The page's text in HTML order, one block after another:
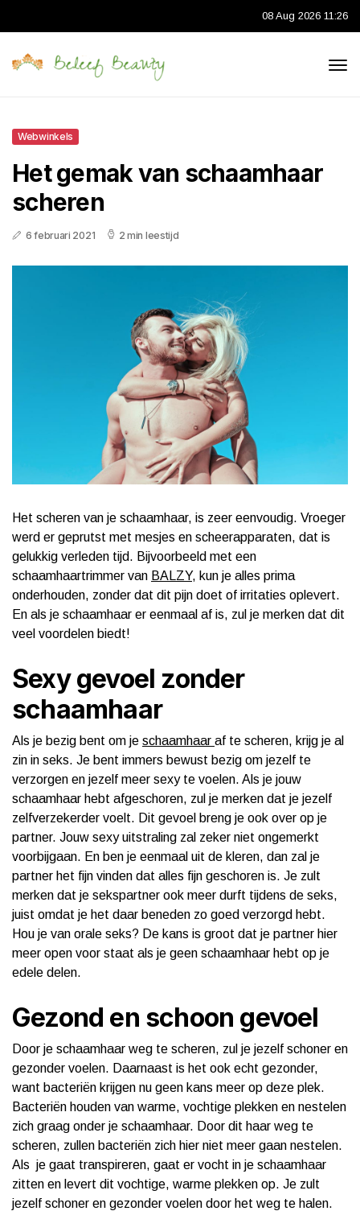
08 Aug 2026 11:26
Webwinkels
Het gemak van schaamhaar
scheren
6 februari 2021 2 min leestijd
Het scheren van je schaamhaar, is zeer eenvoudig. Vroeger
werd er geprutst met mesjes en scheerapparaten, dat is
gelukkig verleden tijd. Bijvoorbeeld met een
schaamhaartrimmer van BALZY, kun je alles prima
onderhouden, zonder dat dit pijn doet of irritaties oplevert.
En als je schaamhaar er eenmaal af is, zul je merken dat dit
veel voordelen biedt!
Sexy gevoel zonder
schaamhaar
Als je bezig bent om je schaamhaar af te scheren, krijg je al
zin in seks. Je bent immers bewust bezig om jezelf te
verzorgen en jezelf meer sexy te voelen. Als je jouw
schaamhaar hebt afgeschoren, zul je merken dat je jezelf
zelfverzekerder voelt. Dit gevoel breng je ook over op je
partner. Jouw sexy uitstraling zal zeker niet ongemerkt
voorbijgaan. En ben je eenmaal uit de kleren, dan zal je
partner het fijn vinden dat alles fijn geschoren is. Je zult
merken dat je sekspartner ook meer durft tijdens de seks,
juist omdat je het daar beneden zo goed verzorgd hebt.
Hou je van orale seks? De kans is groot dat je partner hier
meer open voor staat als je geen schaamhaar hebt op je
edele delen.
Gezond en schoon gevoel
Door je schaamhaar weg te scheren, zul je jezelf schoner en
gezonder voelen. Daarnaast is het ook echt gezonder,
want bacteriën krijgen nu geen kans meer op deze plek.
Bacteriën houden van warme, vochtige plekken en nestelen
zich graag onder je schaamhaar. Door dit haar weg te
scheren, zullen bacteriën zich hier niet meer gaan nestelen.
Als je gaat transpireren, gaat er vocht in je schaamhaar
zitten en levert dit vochtige, warme plekken op. Je zult
jezelf schoner en gezonder voelen door het weg te halen.